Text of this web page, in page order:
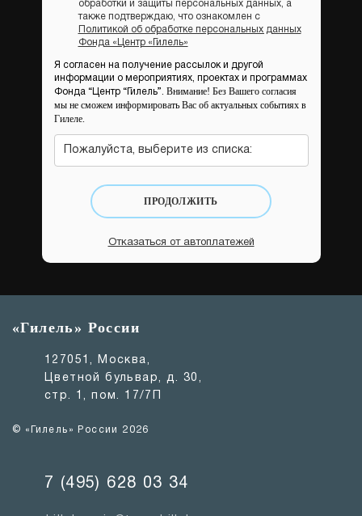
обработки и защиты персональных данных, а
также подтверждаю, что ознакомлен с
Политикой об обработке персональных данных
Фонда «Центр «Гилель»
Я согласен на получение рассылок и другой
информации о мероприятиях, проектах и программах
Фонда “Центр “Гилель”. Внимание! Без Вашего согласия
мы не сможем информировать Вас об актуальных событиях в
Гилеле.
Пожалуйста, выберите из списка:
ПРОДОЛЖИТЬ
Отказаться от автоплатежей
«Гилель» России
127051, Москва,
Цветной бульвар, д. 30,
стр. 1, пом. 17/7П
© «Гилель» России 2026
7 (495) 628 03 34